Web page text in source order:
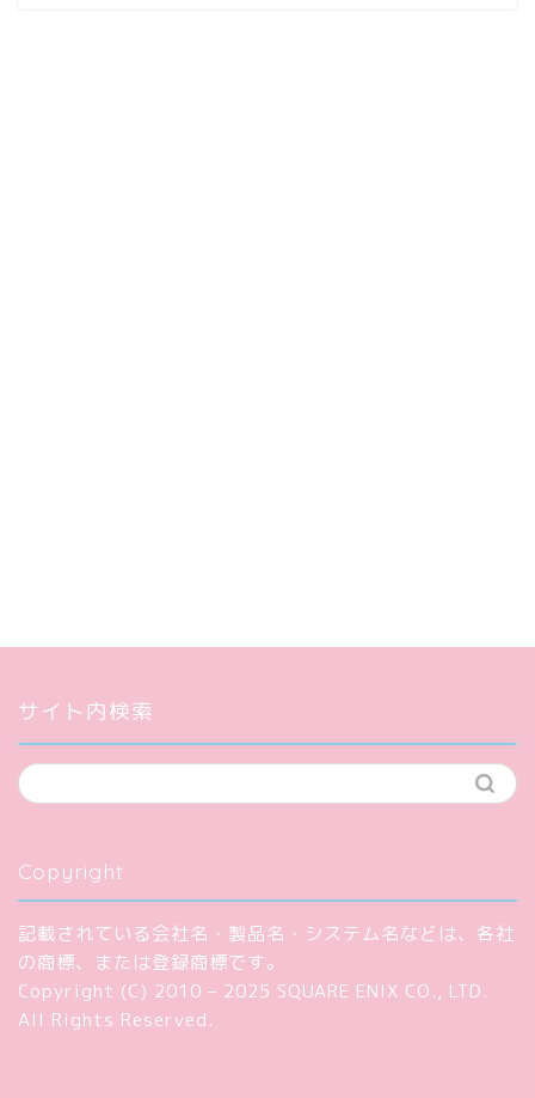
サイト内検索
Copyright
記載されている会社名・製品名・システム名などは、各社
の商標、または登録商標です。
Copyright (C) 2010 – 2025 SQUARE ENIX CO., LTD.
All Rights Reserved.